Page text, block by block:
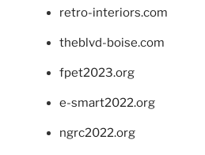
retro-interiors.com
theblvd-boise.com
fpet2023.org
e-smart2022.org
ngrc2022.org